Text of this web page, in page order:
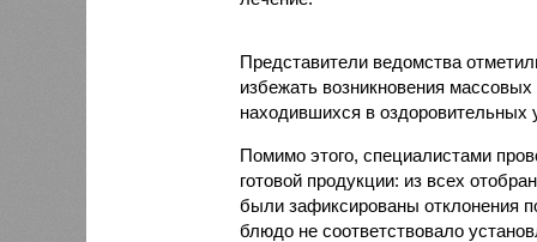
Представители ведомства
избежать возникновения
находившихся в оздоровительных
Помимо этого, специалистами
готовой продукции: из всех
были зафиксированы отклонения
блюдо не соответствовало